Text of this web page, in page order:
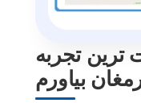
ترین تجربه
بیاورم